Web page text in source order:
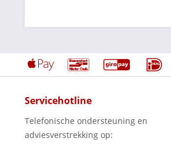
Servicehotline
Telefonische ondersteuning en
adviesverstrekking op: